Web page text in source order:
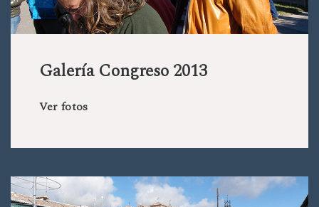
Galería Congreso 2013
Ver fotos